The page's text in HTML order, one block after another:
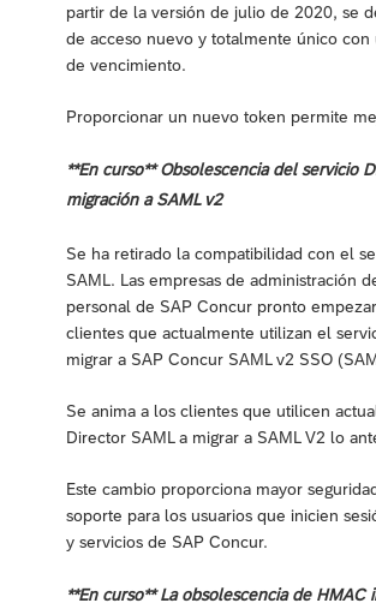
partir de la versión de julio de 2020, se
de acceso nuevo y totalmente único con
de vencimiento.
Proporcionar un nuevo token permite
**En curso** Obsolescencia del servicio
migración a SAML v2
Se ha retirado la compatibilidad con el
SAML. Las empresas de administración
personal de SAP Concur pronto
clientes que actualmente utilizan el
migrar a SAP Concur SAML v2 SSO
Se anima a los clientes que utilicen
Director SAML a migrar a SAML V2 lo
Este cambio proporciona mayor
soporte para los usuarios que inicien
y servicios de SAP Concur.
**En curso** La obsolescencia de HMAC